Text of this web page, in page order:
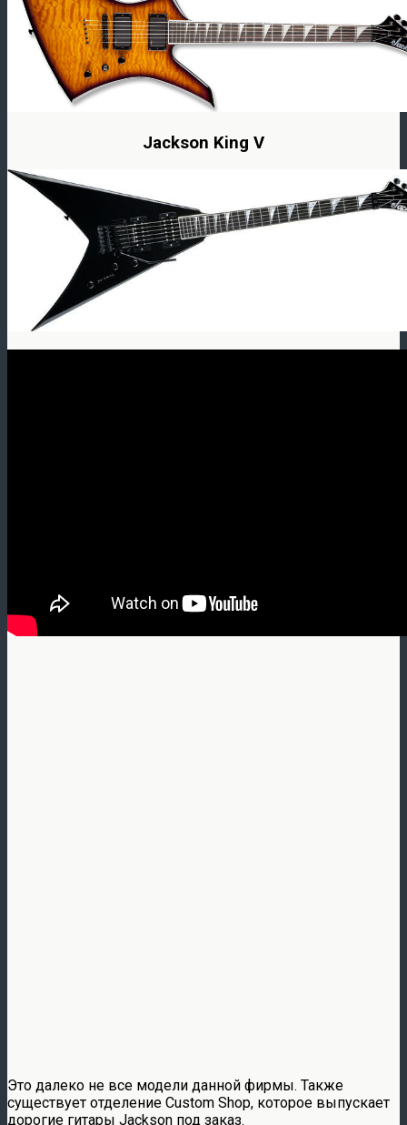
Jackson King V
Это далеко не все модели данной фирмы. Также
существует отделение Custom Shop, которое выпускает
дорогие гитары Jackson под заказ.